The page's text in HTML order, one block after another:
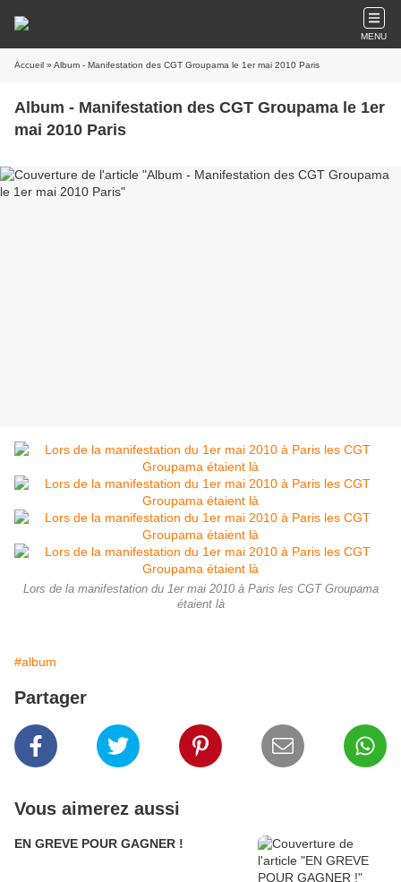
MENU
Accueil » Album - Manifestation des CGT Groupama le 1er mai 2010 Paris
Album - Manifestation des CGT Groupama le 1er
mai 2010 Paris
Lors de la manifestation du 1er mai 2010 à Paris les CGT Groupama
étaient là
#album
Partager
Vous aimerez aussi
EN GREVE POUR GAGNER !